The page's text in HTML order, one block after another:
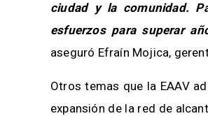
ciudad y la comunidad.
esfuerzos para superar
aseguró Efraín Mojica,
Otros temas que la EAAV
expansión de la red de